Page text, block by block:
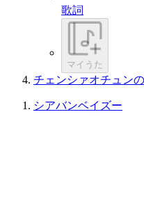
歌詞
マイうた
チェンシァオチュン
シアバンベイズー